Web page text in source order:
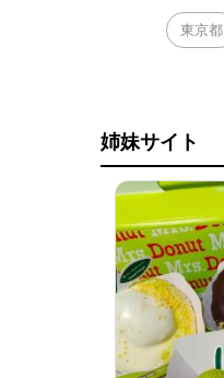
東京都
姉妹サイト